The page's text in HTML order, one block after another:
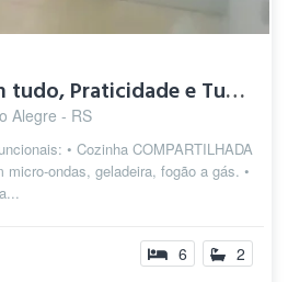
Seu Novo Lar com tudo, Praticidade e Tudo Incluso
Alegre - RS
• Cozinha COMPARTILHADA
ondas, geladeira, fogão a gás. •
6 2